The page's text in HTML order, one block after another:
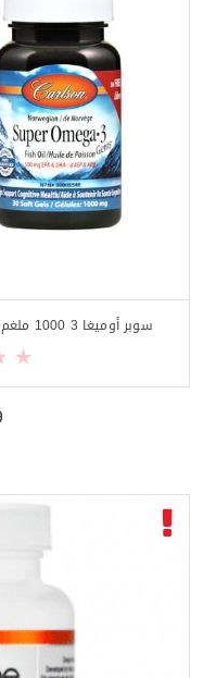
سوبر أوميغا 3 1000 ملغم Carlson Super Omega-3 Gems™